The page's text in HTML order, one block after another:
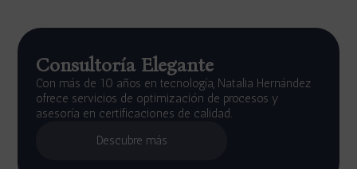
Consultoría Elegante
Con más de 10 años en tecnología, Natalia Hernández
ofrece servicios de optimización de procesos y
asesoría en certificaciones de calidad.
Descubre más